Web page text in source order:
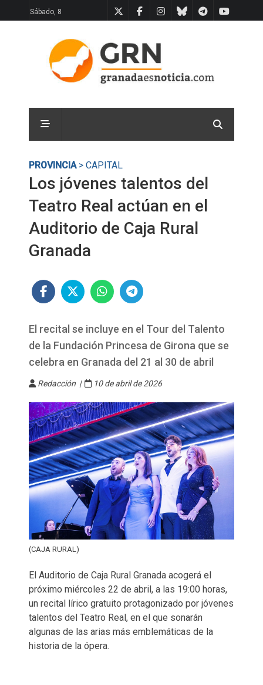
Sábado, 8
PROVINCIA> CAPITAL
Los jóvenes talentos del
Teatro Real actúan en el
Auditorio de Caja Rural
Granada
El recital se incluye en el Tour del Talento
de la Fundación Princesa de Girona que se
celebra en Granada del 21 al 30 de abril
Redacción | 10 de abril de 2026
(CAJA RURAL)
El Auditorio de Caja Rural Granada acogerá el
próximo miércoles 22 de abril, a las 19:00 horas,
un recital lírico gratuito protagonizado por jóvenes
talentos del Teatro Real, en el que sonarán
algunas de las arias más emblemáticas de la
historia de la ópera.